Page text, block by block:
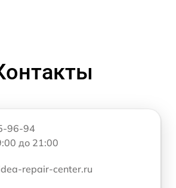
96-94
до 21:00
repair-center.ru